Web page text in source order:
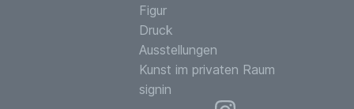
Figur
Druck
Ausstellungen
Kunst im privaten Raum
signin